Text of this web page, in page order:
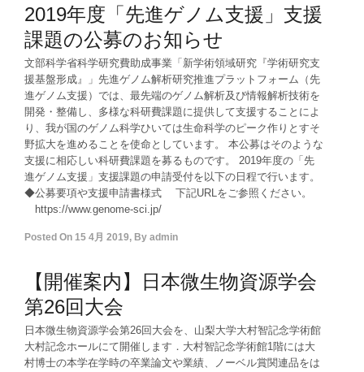
2019年度「先進ゲノム支援」支援
課題の公募のお知らせ
文部科学省科学研究費助成事業「新学術領域研究『学術研究支
援基盤形成』」先進ゲノム解析研究推進プラットフォーム（先
進ゲノム支援）では、最先端のゲノム解析及び情報解析技術を
開発・整備し、多様な科研費課題に提供して支援することによ
り、我が国のゲノム科学ひいては生命科学のピーク作りとすそ
野拡大を進めることを使命としています。 本公募はそのような
支援に相応しい科研費課題を募るものです。 2019年度の「先
進ゲノム支援」支援課題の申請受付を以下の日程で行います。
◆公募要項や支援申請書様式 下記URLをご参照ください。
https://www.genome-sci.jp/
Posted On 15 4月 2019, By admin
【開催案内】日本微生物資源学会
第26回大会
日本微生物資源学会第26回大会を、山梨大学大村智記念学術館
大村記念ホールにて開催します．大村智記念学術館1階には大
村博士の本学在学時の卒業論文や業績、ノーベル賞関連品をは